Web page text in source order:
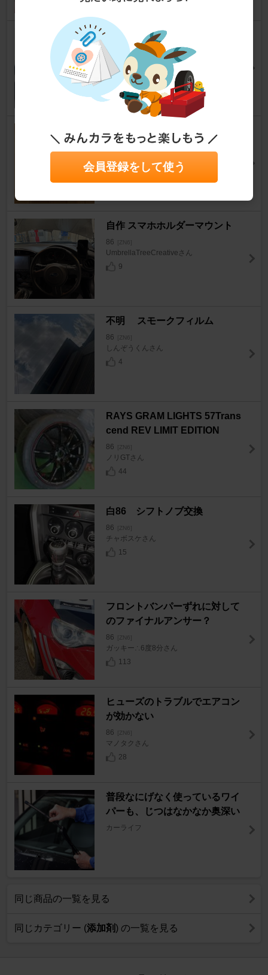
YOKOHAMA ADVAN APEX V6
01
86 [ZN6]
まれ28さん
7
Panasonic Blue Battery caos
N-60B19R/C8
86 [ZN6]
ふなむしさん
9
自作 スマホホルダーマウント
86 [ZN6]
UmbrellaTreeCreativeさん
9
不明 スモークフィルム
86 [ZN6]
しんぞうくんさん
4
RAYS GRAM LIGHTS 57Trans
cend REV LIMIT EDITION
86 [ZN6]
ノリGTさん
44
白86 シフトノブ交換
86 [ZN6]
チャボスケさん
15
フロントバンパーずれに対して
のファイナルアンサー？
86 [ZN6]
ガッキー∴6度8分さん
113
ヒューズのトラブルでエアコン
が効かない
86 [ZN6]
マノタクさん
28
普段なにげなく使っているワイ
パーも、じつはなかなか奥深い
カーライフ
同じ商品の一覧を見る
同じカテゴリー (添加剤) の一覧を見る
会員登録をして使う